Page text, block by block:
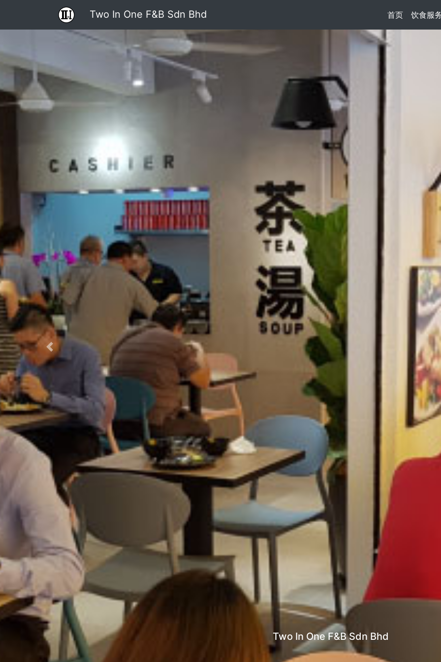
Two In One F&B Sdn Bhd 首页 饮食服
Two In One F&B Sdn Bhd
Previous